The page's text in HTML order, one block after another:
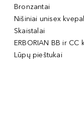
Bronzantai
Nišiniai unisex
Skaistalai
ERBORIAN BB ir CC
Lūpų pieštukai